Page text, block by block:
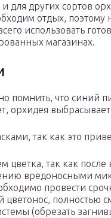
для других сортов
отдых, поэтому
использовать
магазинах.
помнить, что синий
орхидея
так как это
цветка, так как
вредоносными
провести
полностью
(обрезать